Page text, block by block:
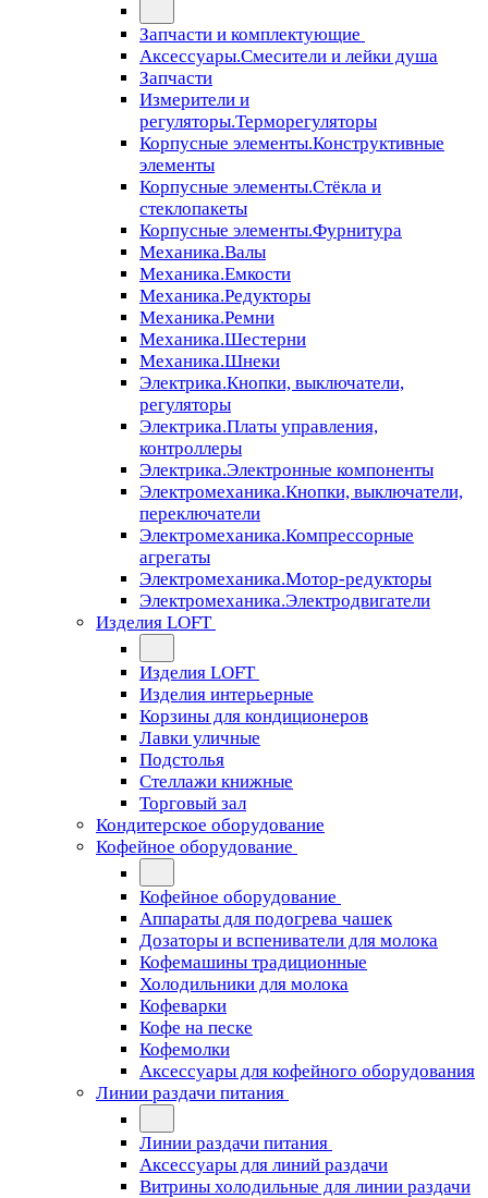
Запчасти и комплектующие
Аксессуары.Смесители и лейки душа
Запчасти
Измерители и
регуляторы.Терморегуляторы
Корпусные элементы.Конструктивные
элементы
Корпусные элементы.Стёкла и
стеклопакеты
Корпусные элементы.Фурнитура
Механика.Валы
Механика.Емкости
Механика.Редукторы
Механика.Ремни
Механика.Шестерни
Механика.Шнеки
Электрика.Кнопки, выключатели,
регуляторы
Электрика.Платы управления,
контроллеры
Электрика.Электронные компоненты
Электромеханика.Кнопки, выключатели,
переключатели
Электромеханика.Компрессорные
агрегаты
Электромеханика.Мотор-редукторы
Электромеханика.Электродвигатели
Изделия LOFT
Изделия LOFT
Изделия интерьерные
Корзины для кондиционеров
Лавки уличные
Подстолья
Стеллажи книжные
Торговый зал
Кондитерское оборудование
Кофейное оборудование
Кофейное оборудование
Аппараты для подогрева чашек
Дозаторы и вспениватели для молока
Кофемашины традиционные
Холодильники для молока
Кофеварки
Кофе на песке
Кофемолки
Аксессуары для кофейного оборудования
Линии раздачи питания
Линии раздачи питания
Аксессуары для линий раздачи
Витрины холодильные для линии раздачи